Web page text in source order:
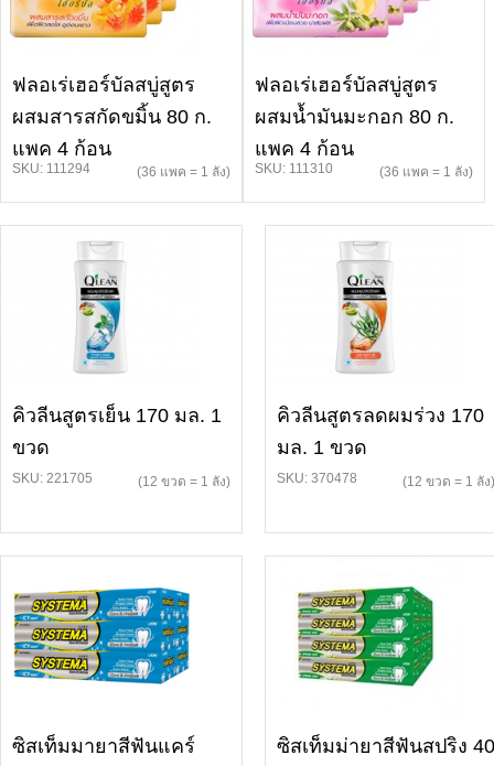
ฟลอเร่เฮอร์บัลสบู่สูตร
ผสมสารสกัดขมิ้น 80 ก.
แพค 4 ก้อน
SKU: 111294 (36 แพค = 1 ลัง)
ฟลอเร่เฮอร์บัลสบู่สูตร
ผสมน้ำมันมะกอก 80 ก.
แพค 4 ก้อน
SKU: 111310 (36 แพค = 1 ลัง)
คิวลีนสูตรเย็น 170 มล. 1
ขวด
SKU: 221705 (12 ขวด = 1 ลัง)
คิวลีนสูตรลดผมร่วง 170
มล. 1 ขวด
SKU: 370478 (12 ขวด = 1 ลัง)
ซิสเท็มมายาสีฟันแคร์
ซิสเท็มม่ายาสีฟันสปริง 40